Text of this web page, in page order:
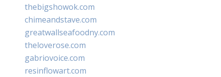
thebigshowok.com
chimeandstave.com
greatwallseafoodny.com
theloverose.com
gabriovoice.com
resinflowart.com